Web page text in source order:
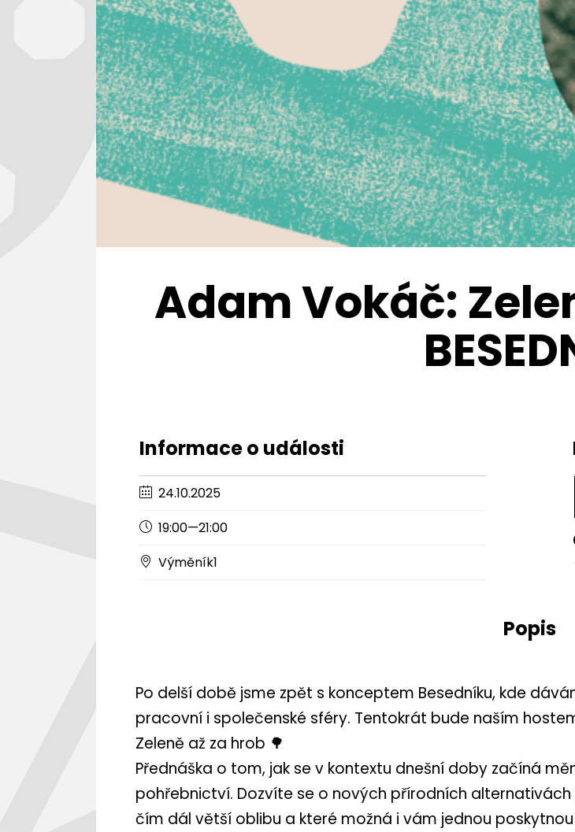
Adam Vokáč:
Informace o události
24.10.2025
19:00—21:00
Výměník1
Popis
Po delší době jsme zpět s konceptem Besedníku, kde
pracovní i společenské sféry. Tentokrát bude naším
Zeleně až za hrob 🌳
Přednáška o tom, jak se v kontextu dnešní doby začíná
pohřebnictví. Dozvíte se o nových přírodních
čím dál větší oblibu a které možná i vám jednou